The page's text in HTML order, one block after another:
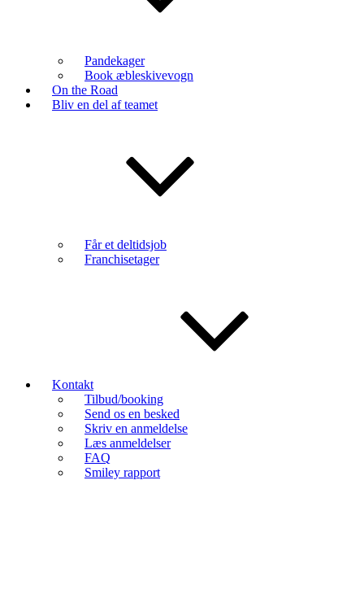
Pandekager
Book æbleskivevogn
On the Road
Bliv en del af teamet
Får et deltidsjob
Franchisetager
Kontakt
Tilbud/booking
Send os en besked
Skriv en anmeldelse
Læs anmeldelser
FAQ
Smiley rapport